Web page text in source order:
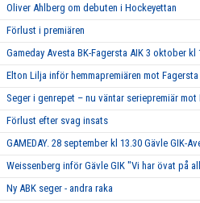
Oliver Ahlberg om debuten i Hockeyettan
Förlust i premiären
Gameday Avesta BK-Fagersta AIK 3 oktober kl
Elton Lilja inför hemmapremiären mot Fagersta
Seger i genrepet – nu väntar seriepremiär mot
Förlust efter svag insats
GAMEDAY. 28 september kl 13.30 Gävle GIK-
Weissenberg inför Gävle GIK "Vi har övat på
Ny ABK seger - andra raka